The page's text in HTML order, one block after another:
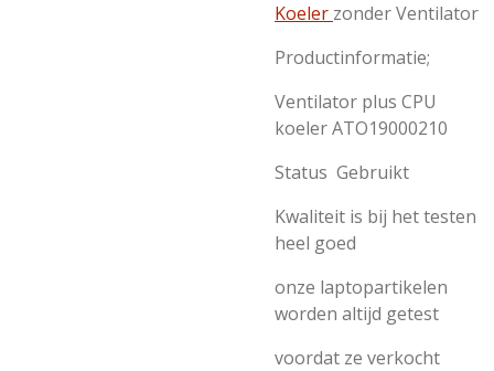
Koeler zonder Ventilator
Productinformatie;
Ventilator plus CPU
koeler ATO19000210
Status Gebruikt
Kwaliteit is bij het testen
heel goed
onze laptopartikelen
worden altijd getest
voordat ze verkocht